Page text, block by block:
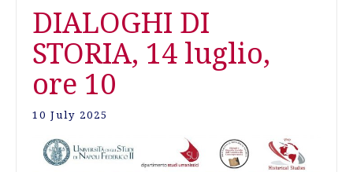
DIALOGHI DI
STORIA, 14 luglio,
ore 10
10 July 2025